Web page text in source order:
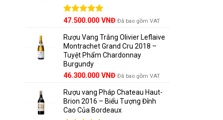
Được xếp
5 sao
47.500.000 VNĐ Đã bao gồm VAT
Rượu Vang Trắng Olivier Leflaive
Montrachet Grand Cru 2018 –
Tuyệt Phẩm Chardonnay
Burgundy
46.300.000 VNĐ Đã bao gồm VAT
Rượu vang Pháp Chateau Haut-
Brion 2016 – Biểu Tượng Đỉnh
Cao Của Bordeaux